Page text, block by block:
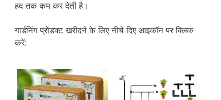
हद तक कम कर देती है।
गार्डनिंग प्रोडक्ट खरीदने के लिए नीचे दिए आइकॉन पर क्लिक
करें: